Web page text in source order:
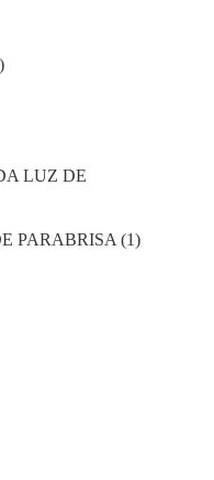
LUZ DE
PARABRISA (1)